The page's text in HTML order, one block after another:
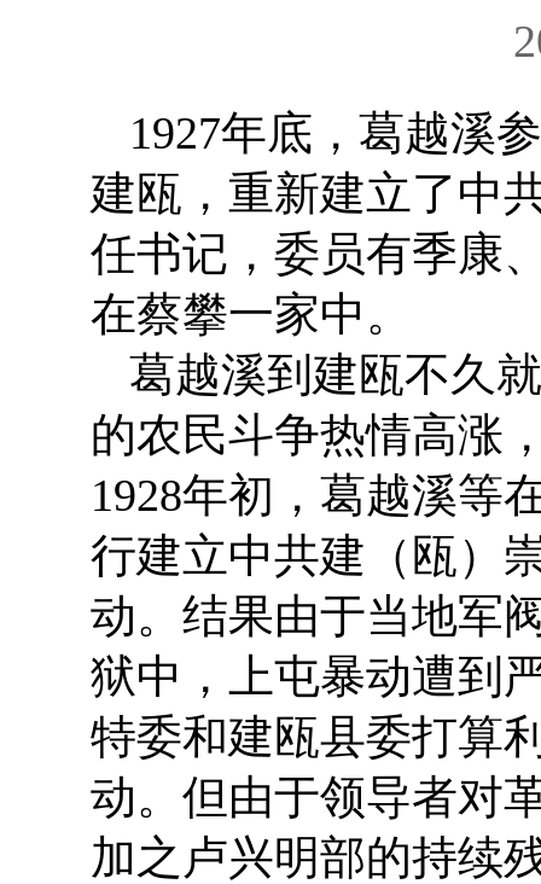
1927年底，葛越溪
建瓯，重新建立了中
任书记，委员有季康
在蔡攀一家中。
葛越溪到建瓯不久
的农民斗争热情高涨
1928年初，葛越溪等
行建立中共建（瓯）
动。结果由于当地军
狱中，上屯暴动遭到
特委和建瓯县委打算
动。但由于领导者对
加之卢兴明部的持续